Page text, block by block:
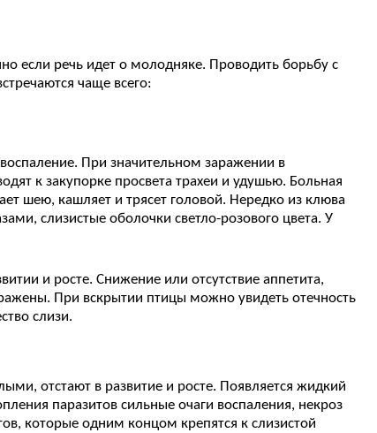
если речь идет о молодняке. Проводить борьбу с
чаще всего:
При значительном заражении в
к закупорке просвета трахеи и удушью. Больная
шею, кашляет и трясет головой. Нередко из клюва
слизистые оболочки светло-розового цвета. У
и росте. Снижение или отсутствие аппетита,
При вскрытии птицы можно увидеть отечность
слизи.
отстают в развитие и росте. Появляется жидкий
паразитов сильные очаги воспаления, некроз
которые одним концом крепятся к слизистой